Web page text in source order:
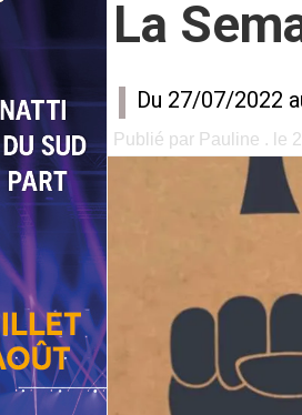
La
Du 27/07/2022
Publié par Pauline . le